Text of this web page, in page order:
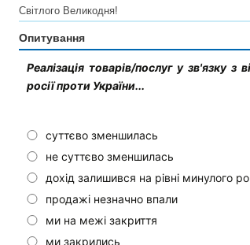
Світлого Великодня!
Опитування
Реалізація товарів/послуг у зв'язку з
росії проти України...
суттєво зменшилась
не суттєво зменшилась
дохід залишився на рівні минулого
продажі незначно впали
ми на межі закриття
ми закрились